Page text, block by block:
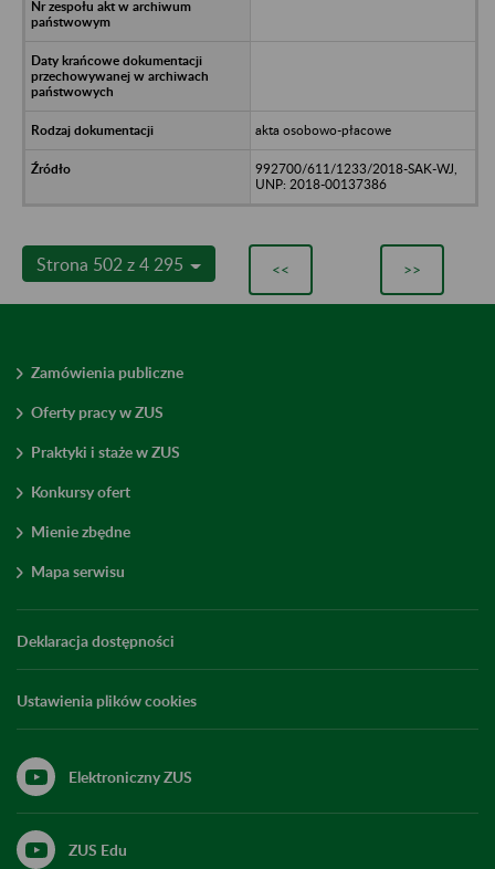
akta osobowo-płacowe
992700/611/1233/2018-SAK-WJ,
UNP: 2018-00137386
Strona 502 z 4 295 << >>
Zamówienia publiczne
Oferty pracy w ZUS
Praktyki i staże w ZUS
Konkursy ofert
Mienie zbędne
Mapa serwisu
Deklaracja dostępności
Ustawienia plików cookies
Elektroniczny ZUS
ZUS Edu